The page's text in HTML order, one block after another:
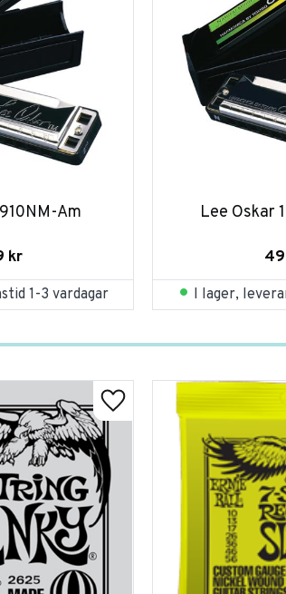
Am
kr
1-3 vardagar
Lee Oskar
I lager,